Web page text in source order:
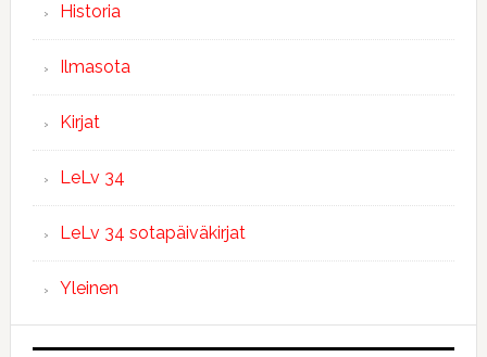
Historia
Ilmasota
Kirjat
LeLv 34
LeLv 34 sotapäiväkirjat
Yleinen